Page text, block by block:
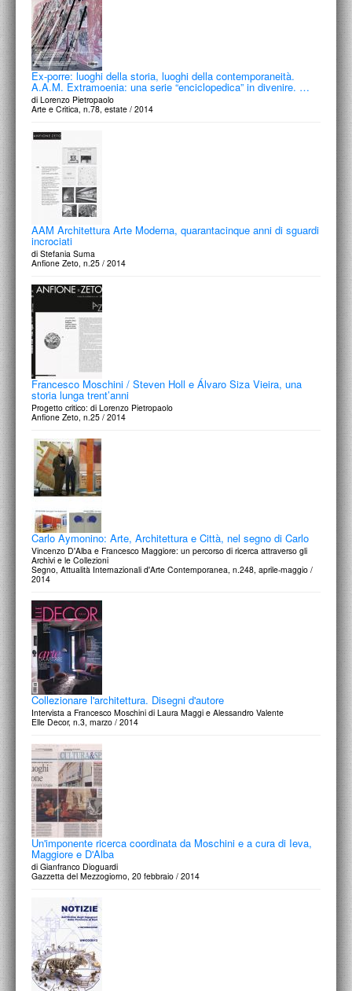
Ex-porre: luoghi della storia, luoghi della contemporaneità.
A.A.M. Extramoenia: una serie “enciclopedica” in divenire. …
di Lorenzo Pietropaolo
Arte e Critica, n.78, estate / 2014
AAM Architettura Arte Moderna, quarantacinque anni di sguardi
incrociati
di Stefania Suma
Anfione Zeto, n.25 / 2014
Francesco Moschini / Steven Holl e Álvaro Siza Vieira, una
storia lunga trent’anni
Progetto critico: di Lorenzo Pietropaolo
Anfione Zeto, n.25 / 2014
Carlo Aymonino: Arte, Architettura e Città, nel segno di Carlo
Vincenzo D'Alba e Francesco Maggiore: un percorso di ricerca attraverso gli
Archivi e le Collezioni
Segno, Attualità Internazionali d'Arte Contemporanea, n.248, aprile-maggio /
2014
Collezionare l'architettura. Disegni d'autore
Intervista a Francesco Moschini di Laura Maggi e Alessandro Valente
Elle Decor, n.3, marzo / 2014
Un'imponente ricerca coordinata da Moschini e a cura di Ieva,
Maggiore e D'Alba
di Gianfranco Dioguardi
Gazzetta del Mezzogiorno, 20 febbraio / 2014